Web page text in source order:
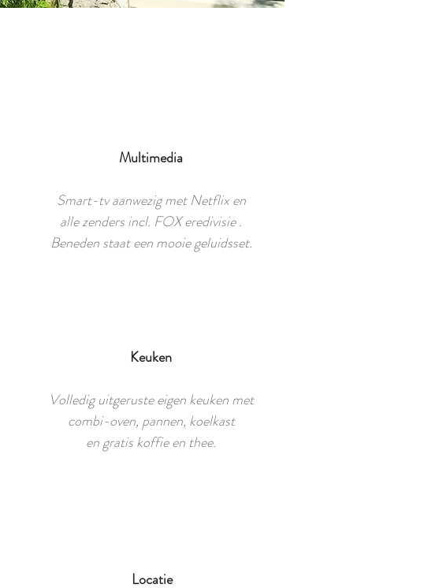
Multimedia
Smart-tv aanwezig met Netflix en
alle zenders incl. FOX eredivisie .
Beneden staat een mooie geluidsset.
Keuken​
Volledig uitgeruste eigen keuken met
combi-oven, pannen, koelkast
en gratis koffie en thee.
Locatie​